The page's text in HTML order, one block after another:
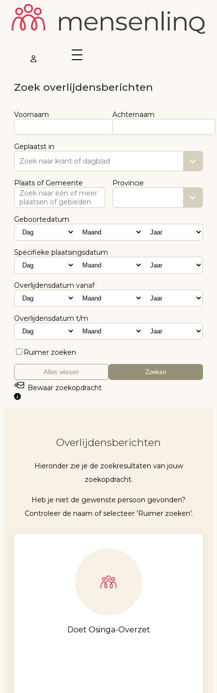
Zoek overlijdensberichten
Voornaam Achternaam
Geplaatst in
Zoek naar krant of dagblad
Plaats of Gemeente
Zoek naar één of meer
plaatsen of gebieden
Provincie
Geboortedatum
Specifieke plaatsingsdatum
Overlijdensdatum vanaf
Overlijdensdatum t/m
Ruimer zoeken
Alles wissen Zoeken
Bewaar zoekopdracht
Overlijdensberichten
Hieronder zie je de zoekresultaten van jouw
zoekopdracht.
Heb je niet de gewenste persoon gevonden?
Controleer de naam of selecteer 'Ruimer zoeken'.
Doet Osinga-Overzet